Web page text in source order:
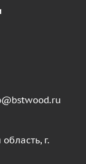
г.